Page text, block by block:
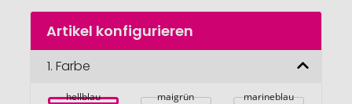
Zum
Anfang
Bildgalerie
Artikel konfigurieren
1. Farbe
hellblau maigrün
marineblau